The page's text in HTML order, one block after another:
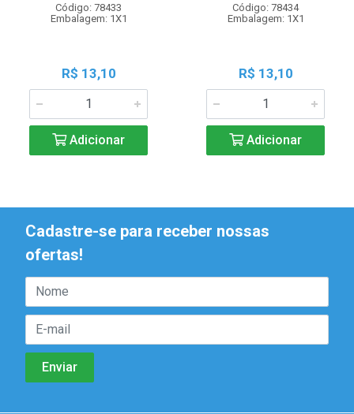
Código: 78433
Embalagem: 1X1
R$ 13,10
Adicionar
Código: 78434
Embalagem: 1X1
R$ 13,10
Adicionar
Cadastre-se para receber nossas
ofertas!